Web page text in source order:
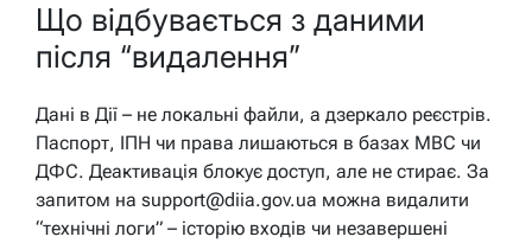
Що відбувається з даними
після “видалення”
Дані в Дії – не локальні файли, а дзеркало реєстрів.
Паспорт, ІПН чи права лишаються в базах МВС чи
ДФС. Деактивація блокує доступ, але не стирає. За
запитом на support@diia.gov.ua можна видалити
“технічні логи” – історію входів чи незавершені